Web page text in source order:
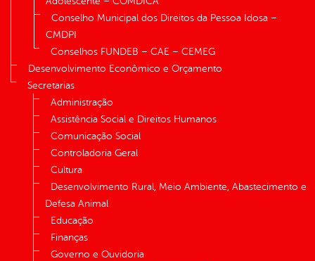
Conselho Municipal dos Direitos da Pessoa Idosa –
CMDPI
Conselhos FUNDEB – CAE – CEMEG
Desenvolvimento Econômico e Orçamento
Secretarias
Administração
Assistência Social e Direitos Humanos
Comunicação Social
Controladoria Geral
Cultura
Desenvolvimento Rural, Meio Ambiente, Abastecimento e
Defesa Animal
Educação
Finanças
Governo e Ouvidoria